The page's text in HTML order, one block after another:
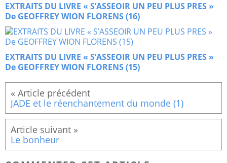
EXTRAITS DU LIVRE « S’ASSEOIR UN PEU PLUS PRES »
De GEOFFREY WION FLORENS (16)
EXTRAITS DU LIVRE « S’ASSEOIR UN PEU PLUS PRES »
De GEOFFREY WION FLORENS (15)
JADE et le réenchantement du monde (1)
Le bonheur